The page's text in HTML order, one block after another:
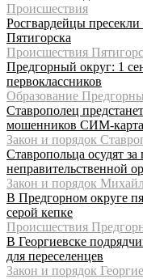
Происшествия
Росгвардейцы
Пятигорска
Происшествия
Предгорный округ: 1
первоклассников
Образование
Ставрополец
мошенников СИМ-
Закон и порядок
Ставропольца осудят
неправительственной
Закон и порядок
В Предгорном округе
серой кепке
Происшествия
В Георгиевске
для переселенцев
Закон и порядок